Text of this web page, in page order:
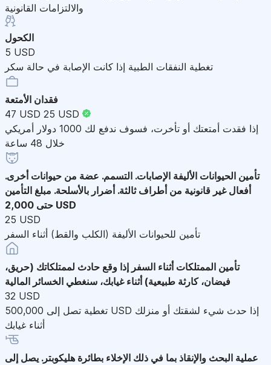
والالتزامات القانونية
الكحول
5 USD
تغطية النفقات الطبية إذا كانت الإصابة في حالة سكر
فقدان الأمتعة
47 USD 25 USD
إذا فقدت أمتعتك أو تأخرت، فسوف ندفع لك 1000 دولار أمريكي
خلال 48 ساعة
تأمين الحيوانات الأليفة الإصابات. التسمم. عضة من حيوانات أخرى.
أفعال غير قانونية من أطراف ثالثة. أضرار بالأسلحة. مبلغ التأمين
حتى 2,000 USD
25 USD
تأمين للحيوانات الأليفة (الكلب والقط) أثناء السفر
تأمين الممتلكات أثناء السفر إذا وقع حادث لممتلكاتك (حريق،
فيضان، كارثة طبيعية) أثناء غيابك، سنغطي الخسائر المالية
32 USD
تغطية تصل إلى 500,000 USD إذا حدث شيء لشقتك أو منزلك
أثناء غيابك
عملية البحث والإنقاذ بما في ذلك الإخلاء بطائرة هليكوبتر. يصل إلى